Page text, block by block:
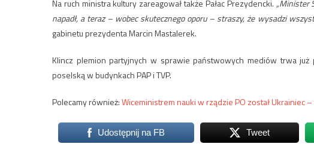
Na ruch ministra kultury zareagował także Pałac Prezydencki. „Minister
napadł, a teraz – wobec skutecznego oporu – straszy, że wysadzi
gabinetu prezydenta Marcin Mastalerek.
Klincz plemion partyjnych w sprawie państwowych mediów trwa
poselską w budynkach PAP i TVP.
Polecamy również:Wiceministrem nauki w rządzie PO został Ukrainiec
Udostępnij na FB Tweet